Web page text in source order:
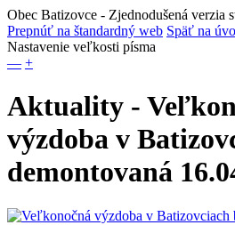
Obec Batizovce - Zjednodušená verzia
Prepnúť na štandardný web Späť na
Nastavenie veľkosti písma
— +
Aktuality -
výzdoba v
demontovaná